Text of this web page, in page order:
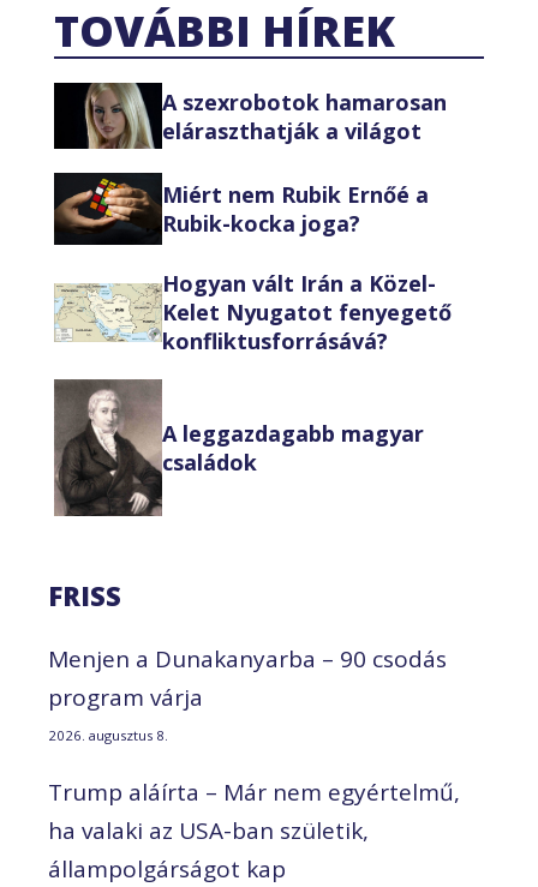
TOVÁBBI HÍREK
A szexrobotok hamarosan
eláraszthatják a világot
Miért nem Rubik Ernőé a
Rubik-kocka joga?
Hogyan vált Irán a Közel-
Kelet Nyugatot fenyegető
konfliktusforrásává?
A leggazdagabb magyar
családok
FRISS
Menjen a Dunakanyarba – 90 csodás
program várja
2026. augusztus 8.
Trump aláírta – Már nem egyértelmű,
ha valaki az USA-ban születik,
állampolgárságot kap